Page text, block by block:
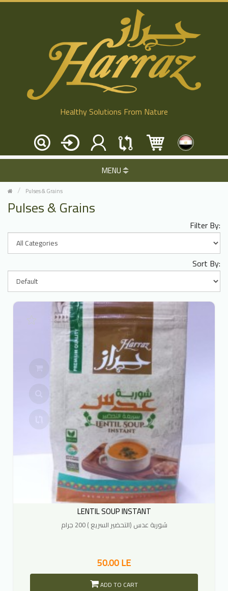
Healthy Solutions From Nature
MENU
Pulses & Grains
Pulses & Grains
Filter By:
Sort By:
LENTIL SOUP INSTANT
شوربة عدس (التحضير السريع ) 200 جرام
50.00 LE
ADD TO CART